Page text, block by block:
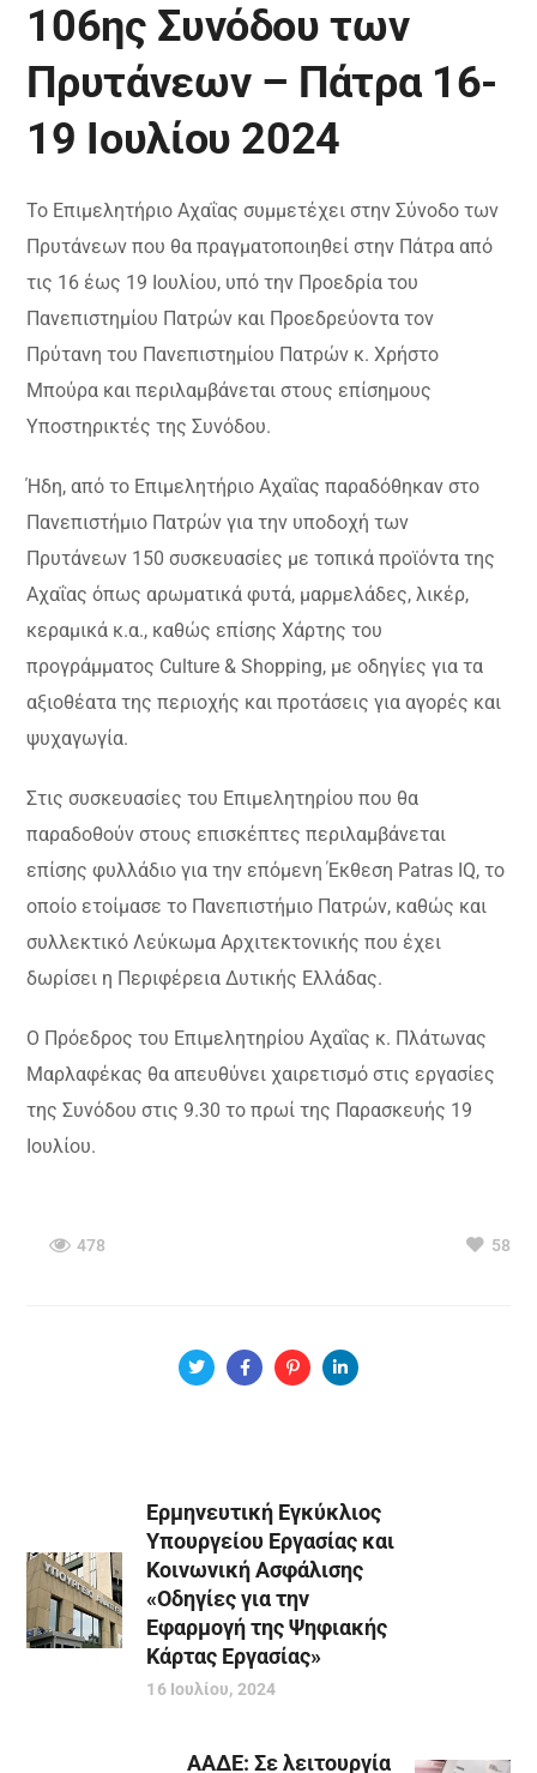
106ης Συνόδου των
Πρυτάνεων – Πάτρα 16-
19 Ιουλίου 2024
Το Επιμελητήριο Αχαΐας συμμετέχει στην Σύνοδο των
Πρυτάνεων που θα πραγματοποιηθεί στην Πάτρα από
τις 16 έως 19 Ιουλίου, υπό την Προεδρία του
Πανεπιστημίου Πατρών και Προεδρεύοντα τον
Πρύτανη του Πανεπιστημίου Πατρών κ. Χρήστο
Μπούρα και περιλαμβάνεται στους επίσημους
Υποστηρικτές της Συνόδου.
Ήδη, από το Επιμελητήριο Αχαΐας παραδόθηκαν στο
Πανεπιστήμιο Πατρών για την υποδοχή των
Πρυτάνεων 150 συσκευασίες με τοπικά προϊόντα της
Αχαΐας όπως αρωματικά φυτά, μαρμελάδες, λικέρ,
κεραμικά κ.α., καθώς επίσης Χάρτης του
προγράμματος Culture & Shopping, με οδηγίες για τα
αξιοθέατα της περιοχής και προτάσεις για αγορές και
ψυχαγωγία.
Στις συσκευασίες του Επιμελητηρίου που θα
παραδοθούν στους επισκέπτες περιλαμβάνεται
επίσης φυλλάδιο για την επόμενη Έκθεση Patras ΙQ, το
οποίο ετοίμασε το Πανεπιστήμιο Πατρών, καθώς και
συλλεκτικό Λεύκωμα Αρχιτεκτονικής που έχει
δωρίσει η Περιφέρεια Δυτικής Ελλάδας.
Ο Πρόεδρος του Επιμελητηρίου Αχαΐας κ. Πλάτωνας
Μαρλαφέκας θα απευθύνει χαιρετισμό στις εργασίες
της Συνόδου στις 9.30 το πρωί της Παρασκευής 19
Ιουλίου.
478 58
Ερμηνευτική Εγκύκλιος
Υπουργείου Εργασίας και
Κοινωνική Ασφάλισης
«Οδηγίες για την
Εφαρμογή της Ψηφιακής
Κάρτας Εργασίας»
16 Ιουλίου, 2024
ΑΑΔΕ: Σε λειτουργία